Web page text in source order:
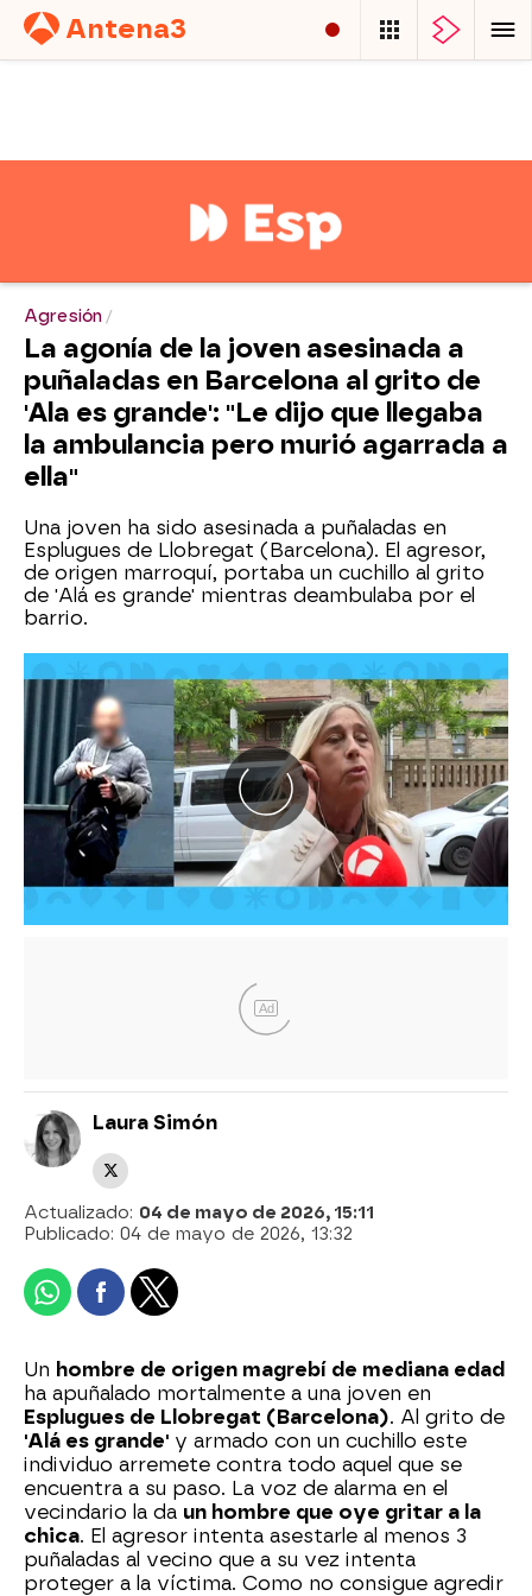
Antena3
SERIES PROGRAMAS NOTICIAS
Agresión
La agonía de la joven asesinada a
puñaladas en Barcelona al grito de
'Ala es grande': "Le dijo que llegaba
la ambulancia pero murió agarrada a
ella"
Una joven ha sido asesinada a puñaladas en
Esplugues de Llobregat (Barcelona). El agresor,
de origen marroquí, portaba un cuchillo al grito
de 'Alá es grande' mientras deambulaba por el
barrio.
Ad
Laura Simón
Actualizado: 04 de mayo de 2026, 15:11
Publicado: 04 de mayo de 2026, 13:32
Un hombre de origen magrebí de mediana edad
ha apuñalado mortalmente a una joven en
Esplugues de Llobregat (Barcelona). Al grito de
'Alá es grande' y armado con un cuchillo este
individuo arremete contra todo aquel que se
encuentra a su paso. La voz de alarma en el
vecindario la da un hombre que oye gritar a la
chica. El agresor intenta asestarle al menos 3
puñaladas al vecino que a su vez intenta
proteger a la víctima. Como no consigue agredir